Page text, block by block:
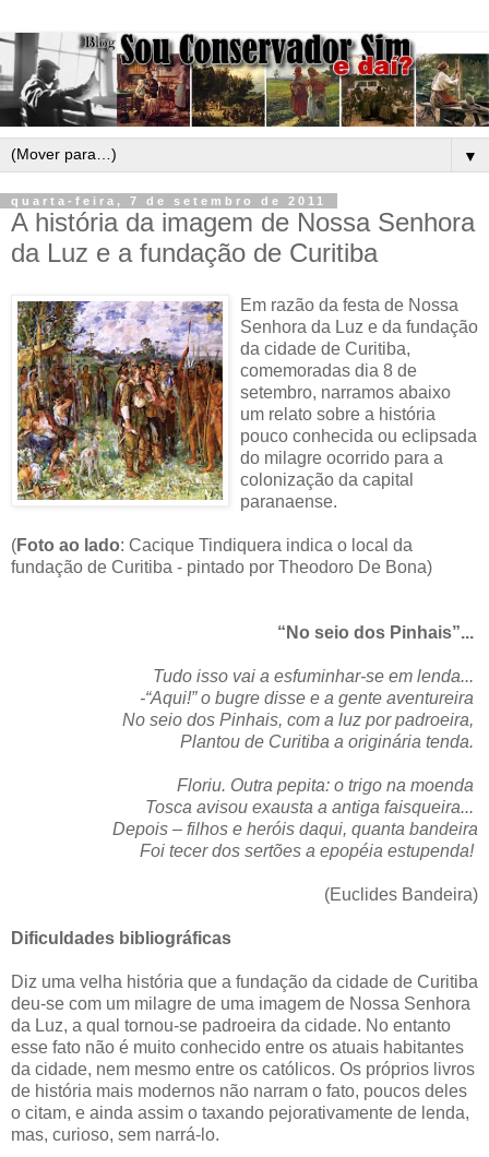
▼
quarta-feira, 7 de setembro de 2011
A história da imagem de Nossa Senhora
da Luz e a fundação de Curitiba
Em razão da festa de Nossa
Senhora da Luz e da fundação
da cidade de Curitiba,
comemoradas dia 8 de
setembro, narramos abaixo
um relato sobre a história
pouco conhecida ou eclipsada
do milagre ocorrido para a
colonização da capital
paranaense.
(Foto ao lado: Cacique Tindiquera indica o local da
fundação de Curitiba - pintado por Theodoro De Bona)
“No seio dos Pinhais”...
Tudo isso vai a esfuminhar-se em lenda...
-“Aqui!” o bugre disse e a gente aventureira
No seio dos Pinhais, com a luz por padroeira,
Plantou de Curitiba a originária tenda.
Floriu. Outra pepita: o trigo na moenda
Tosca avisou exausta a antiga faisqueira...
Depois – filhos e heróis daqui, quanta bandeira
Foi tecer dos sertões a epopéia estupenda!
(Euclides Bandeira)
Dificuldades bibliográficas
Diz uma velha história que a fundação da cidade de Curitiba
deu-se com um milagre de uma imagem de Nossa Senhora
da Luz, a qual tornou-se padroeira da cidade. No entanto
esse fato não é muito conhecido entre os atuais habitantes
da cidade, nem mesmo entre os católicos. Os próprios livros
de história mais modernos não narram o fato, poucos deles
o citam, e ainda assim o taxando pejorativamente de lenda,
mas, curioso, sem narrá-lo.